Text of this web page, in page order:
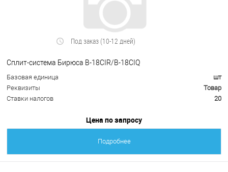
Под заказ (10-12 дней)
Сплит-система Бирюса B-18CIR/B-18CIQ
Базовая единица
шт
Реквизиты
Товар
Ставки налогов
20
Цена по запросу
Подробнее